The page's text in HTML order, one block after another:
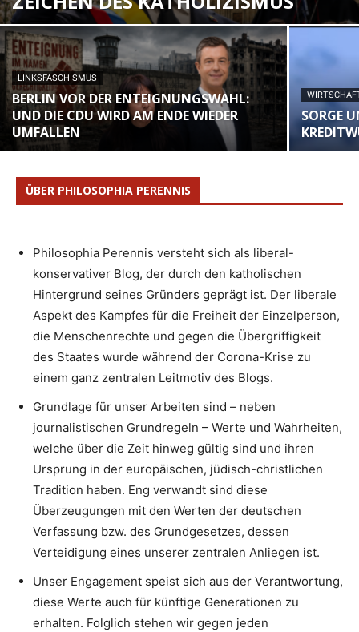
LINKSFASCHISMUS
BERLIN VOR DER ENTEIGNUNGSWAHL:
UND DIE CDU WIRD AM ENDE WIEDER
UMFALLEN
SORGE
ÜBER PHILOSOPHIA PERENNIS
Philosophia Perennis versteht sich als liberal-
konservativer Blog, der durch den katholischen
Hintergrund seines Gründers geprägt ist. Der liberale
Aspekt des Kampfes für die Freiheit der Einzelperson,
die Menschenrechte und gegen die Übergriffigkeit
des Staates wurde während der Corona-Krise zu
einem ganz zentralen Leitmotiv des Blogs.
Grundlage für unser Arbeiten sind – neben
journalistischen Grundregeln – Werte und Wahrheiten,
welche über die Zeit hinweg gültig sind und ihren
Ursprung in der europäischen, jüdisch-christlichen
Tradition haben. Eng verwandt sind diese
Überzeugungen mit den Werten der deutschen
Verfassung bzw. des Grundgesetzes, dessen
Verteidigung eines unserer zentralen Anliegen ist.
Unser Engagement speist sich aus der Verantwortung,
diese Werte auch für künftige Generationen zu
erhalten. Folglich stehen wir gegen jeden